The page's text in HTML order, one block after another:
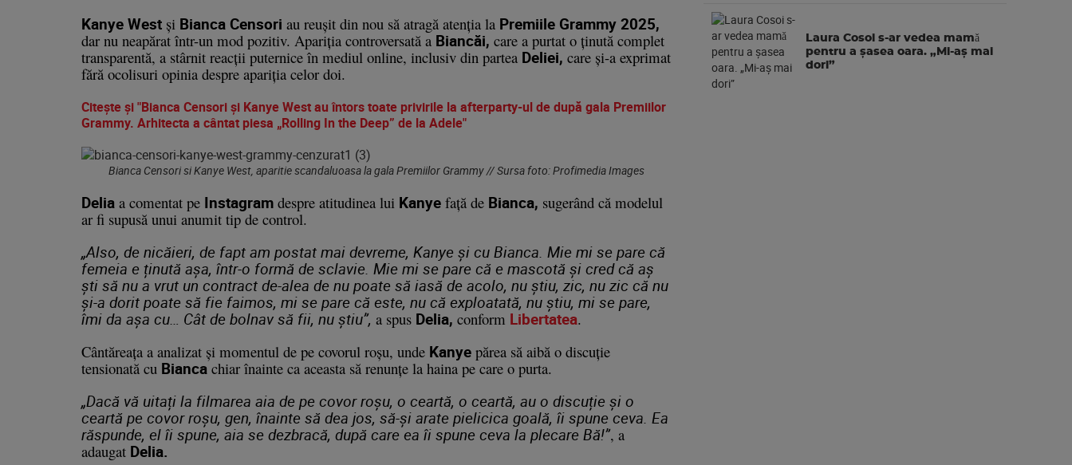
Kanye West și Bianca Censori au reușit din nou să atragă atenția la Premiile Grammy 2025,
dar nu neapărat într-un mod pozitiv. Apariția controversată a Biancăi, care a purtat o ținută complet
transparentă, a stârnit reacții puternice în mediul online, inclusiv din partea Deliei, care și-a exprimat
fără ocolisuri opinia despre apariția celor doi.
Citeşte şi "Bianca Censori și Kanye West au întors toate privirile la afterparty-ul de după gala Premiilor
Grammy. Arhitecta a cântat piesa „Rolling In the Deep” de la Adele"
Bianca Censori si Kanye West, aparitie scandaluoasa la gala Premiilor Grammy // Sursa foto: Profimedia Images
Delia a comentat pe Instagram despre atitudinea lui Kanye față de Bianca, sugerând că modelul
ar fi supusă unui anumit tip de control.
„Also, de nicăieri, de fapt am postat mai devreme, Kanye și cu Bianca. Mie mi se pare că
femeia e ținută așa, într-o formă de sclavie. Mie mi se pare că e mascotă și cred că aș
ști să nu a vrut un contract de-alea de nu poate să iasă de acolo, nu știu, zic, nu zic că nu
și-a dorit poate să fie faimos, mi se pare că este, nu că exploatată, nu știu, mi se pare,
îmi da așa cu… Cât de bolnav să fii, nu știu”, a spus Delia, conform Libertatea.
Cântăreața a analizat și momentul de pe covorul roșu, unde Kanye părea să aibă o discuție
tensionată cu Biancachiar înainte ca aceasta să renunțe la haina pe care o purta.
„Dacă vă uitați la filmarea aia de pe covor roșu, o ceartă, o ceartă, au o discuție și o
ceartă pe covor roșu, gen, înainte să dea jos, să-și arate pielicica goală, îi spune ceva. Ea
răspunde, el îi spune, aia se dezbracă, după care ea îi spune ceva la plecare Bă!”, a
adaugat Delia.
Laura Cosoi s-ar vedea mamǎ
pentru a şasea oara. „Mi-aș mai
dori”